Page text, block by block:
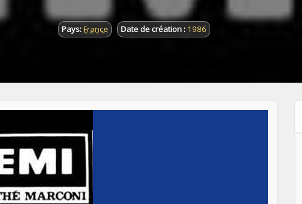
Pays:France Date de création : 1986